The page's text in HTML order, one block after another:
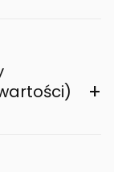
+